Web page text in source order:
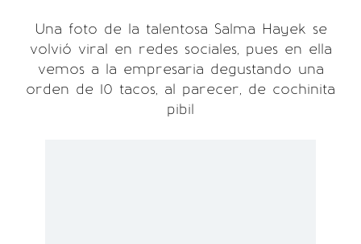
Una foto de la talentosa Salma Hayek se
volvió viral en redes sociales, pues en ella
vemos a la empresaria degustando una
orden de 10 tacos, al parecer, de cochinita
pibil